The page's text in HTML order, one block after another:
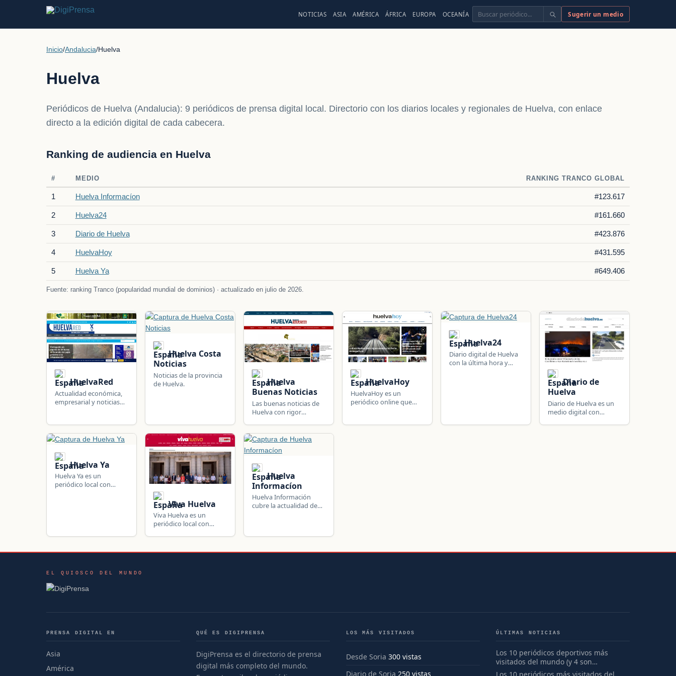
NOTICIAS ASIA AMÉRICA ÁFRICA EUROPA OCEANÍA Buscar Sugerir un medio
Inicio/Andalucia/Huelva
Huelva
Periódicos de Huelva (Andalucia): 9 periódicos de prensa digital local. Directorio con los diarios locales y regionales de Huelva, con enlace
directo a la edición digital de cada cabecera.
Ranking de audiencia en Huelva
# MEDIO RANKING TRANCO GLOBAL
1 Huelva Informacíon #123.617
2 Huelva24 #161.660
3 Diario de Huelva #423.876
4 HuelvaHoy #431.595
5 Huelva Ya #649.406
Fuente: ranking Tranco (popularidad mundial de dominios) · actualizado en julio de 2026.
HuelvaRed
Actualidad económica,
empresarial y noticias
Huelva Costa
Noticias
Noticias de la provincia
de Huelva.
Huelva
Buenas Noticias
Las buenas noticias de
Huelva con rigor
HuelvaHoy
HuelvaHoy es un
periódico online que
provincia: última hora,
Huelva24
Diario digital de Huelva
con la última hora y
Diario de
Huelva
Diario de Huelva es un
medio digital con
Huelva Ya
Huelva Ya es un
periódico local con
comunidad.
Viva Huelva
Viva Huelva es un
periódico local con
Huelva
Informacíon
Huelva Información
cubre la actualidad de
EL QUIOSCO DEL MUNDO
PRENSA DIGITAL EN
Asia
América
QUÉ ES DIGIPRENSA
DigiPrensa es el directorio de prensa
digital más completo del mundo.
LOS MÁS VISITADOS
Desde Soria 300 vistas
Diario de Soria 250 vistas
ÚLTIMAS NOTICIAS
Los 10 periódicos deportivos más
visitados del mundo (y 4 son
españoles)